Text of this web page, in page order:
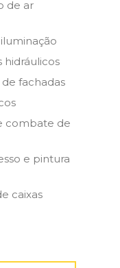
de ar
hidráulicos
fachadas
combate de
e pintura
caixas